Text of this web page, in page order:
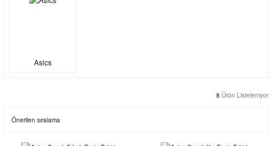
Asics
8 Ürün Listeleniyor